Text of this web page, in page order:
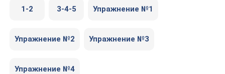
1-2 3-4-5 Упражнение №1
Упражнение №2 Упражнение №3
Упражнение №4